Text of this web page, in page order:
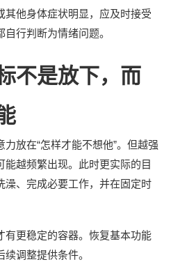
其他身体症状明显，应及时接受
行判断为情绪问题。
不是放下，而
放在“怎样才能不想他”。但越强
越频繁出现。此时更实际的目
澡、完成必要工作，并在固定时
有更稳定的容器。恢复基本功能
调整提供条件。